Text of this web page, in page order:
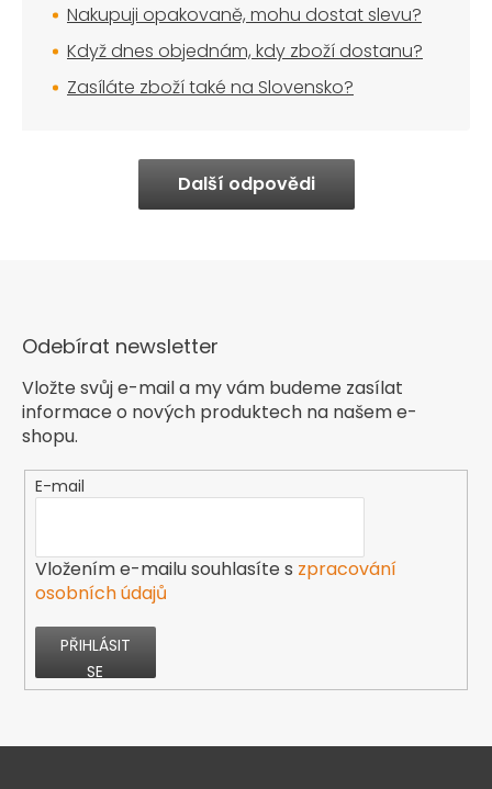
Nakupuji opakovaně, mohu dostat slevu?
Když dnes objednám, kdy zboží dostanu?
Zasíláte zboží také na Slovensko?
Další odpovědi
Odebírat newsletter
Vložte svůj e-mail a my vám budeme zasílat
informace o nových produktech na našem e-
shopu.
E-mail
Vložením e-mailu souhlasíte s zpracování
osobních údajů
PŘIHLÁSIT
SE